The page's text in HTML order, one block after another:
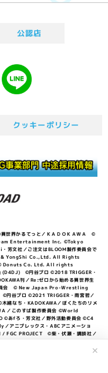
✕
公認店
クッキーポリシー
かるてっと／ＫＡＤＯＫＡＷＡ ©
Entertainment Inc. ©Tokyo
社／ご注文はBLOOM製作委員会で
YongShi Co.,Ltd. All Rights
Donuts Co. Ltd. All rights
©円谷プロ ©2018 TRIGGER・
刊／Re:ゼロから始める異世界生
員会 © New Japan Pro-Wrestling
プロ ©2021 TRIGGER・雨宮哲／
なち・KADOKAWA／ぼくたちのリメ
Ａ／このすば製作委員会 ©World
あfろ・芳文社／野外活動委員会 ©C4
ニプレックス・ABCアニメーショ
FGC PROJECT ©柴・伏瀬・講談社／
作委員会 ©IIS-P／ぽんのみち製作委